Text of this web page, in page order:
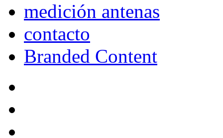
medición antenas
contacto
Branded Content